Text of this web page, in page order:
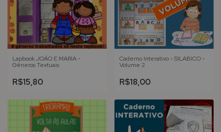
Lapbook JOÃO E MARIA -
Gêneros Textuais
R$15,80
Caderno Interativo - SILÁBICO -
Volume 2
R$18,00